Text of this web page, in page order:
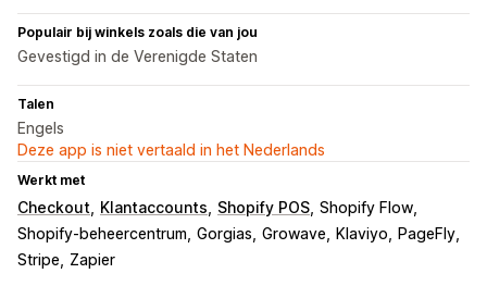
Populair bij winkels zoals die van jou
Gevestigd in de Verenigde Staten
Talen
Engels
Deze app is niet vertaald in het Nederlands
Werkt met
Checkout Klantaccounts Shopify POS Shopify Flow
Shopify-beheercentrum Gorgias Growave Klaviyo
PageFly
Stripe
Zapier